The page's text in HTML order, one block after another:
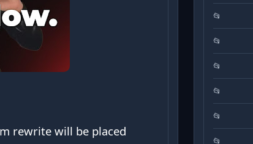
rewrite will be placed